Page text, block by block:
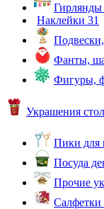
Гирлянды
Наклейки 31
Фанты,
Фигуры,
Украшения
Пики для
Посуда
Прочие
Салфетки